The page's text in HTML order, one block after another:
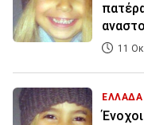
11
ΕΛΛΑΔΑ